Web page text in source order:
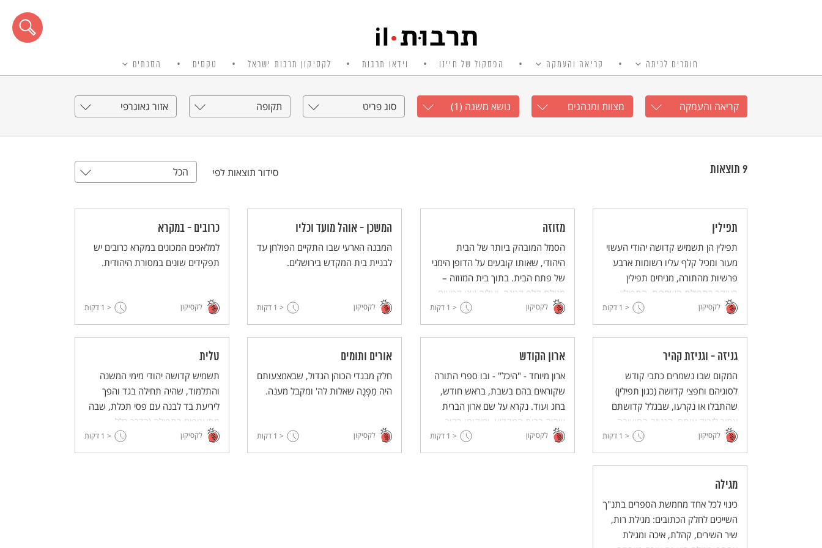
חומרים לכיתה קריאה והעמקה הפסקול של חיינו וידאו תרבות לקסיקון תרבות ישראל טקסים הסכתים
קריאה והעמקה מצוות ומנהגים נושא משנה (1) סוג פריט תקופה אזור גאוגרפי
9 תוצאות סידור תוצאות לפי הכל
תפילין
תפילין הן תשמיש קדושה יהודי העשוי
מעור ומכיל קלף עליו רשומות ארבע
פרשיות מהתורה, מניחים תפילין
בעיקר בתפילת השחרית. התפילין
נחשבים למצווה חשובה שמקורה
בתורה.
לקסיקון < 1 דקות
מזוזה
הסמל המובהק ביותר של הבית
היהודי, שאותו קובעים על הדופן הימני
של פתח הבית. בתוך בית המזוזה –
מגילת קלף קטנה, ועליה שני קטעים
מן התורה, ובהם מצוות מזוזה ועיקרי
יסוד באמונה.
לקסיקון < 1 דקות
המשכן - אוהל מועד וכליו
המבנה הארעי שבו התקיים הפולחן עד
לבניית בית המקדש בירושלים.
לקסיקון < 1 דקות
כרובים - במקרא
למלאכים המכונים במקרא כרובים יש
תפקידים שונים במסורת היהודית.
לקסיקון < 1 דקות
גניזה - וגניזת קהיר
המקום שבו נשמרים כתבי קודש
לסוגיהם וחפצי קדושה (כגון תפילין)
שהתבלו או נקרעו, שבגלל קדושתם
אסור לזרוק אותם. הגניזה החשובה
ביותר בתולדות ישראל היא גניזת קהיר,
שבה נשמרו במשך אלף שנה כתבי יד
בלויים: בהם ספרי קודש, יצירות
ספרות, תעודות היסטוריות ועוד.
לקסיקון < 1 דקות
ארון הקודש
ארון מיוחד - "היכל" - ובו ספרי התורה
שקוראים בהם בשבת, בראש חודש,
בחג ועוד. נקרא על שם ארון הברית
שהיה בבית המקדש, ומיקומו בקיר
המזרחי של בית הכנסת.
לקסיקון < 1 דקות
אורים ותומים
חלק מבגדי הכוהן הגדול, שבאמצעותם
היה מַפְנֶה שאלות לה' ומקבל מענה.
לקסיקון < 1 דקות
טלית
תשמיש קדושה יהודי מימי המשנה
והתלמוד, שהיה תחילה בגד והפך
ליריעת בד לבנה עם פסי תכלת, שבה
מתעטפים בתפילה (בדרך כלל
בתפילת הבוקר).הטלית שימשה מקור
השראה לדגל התנועה הציונית,
לקסיקון < 1 דקות
מגילה
כינוי לכל אחד מחמשת הספרים בתנ"ך
השייכים לחלק הכתובים: מגילת רות,
שיר השירים, קהלת, איכה ומגילת